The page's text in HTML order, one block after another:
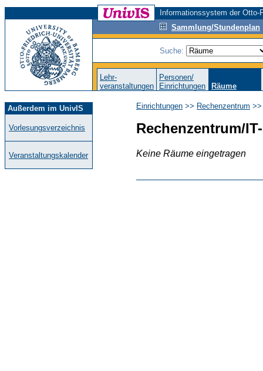
Informationssystem der
Sammlung/Stundenplan
Suche:
Lehr-
veranstaltungen
Personen/
Einrichtungen
Räume
Außerdem im UnivIS
Vorlesungsverzeichnis
Veranstaltungskalender
Einrichtungen >> Rechenzentrum >>
Rechenzentrum/
Keine Räume eingetragen